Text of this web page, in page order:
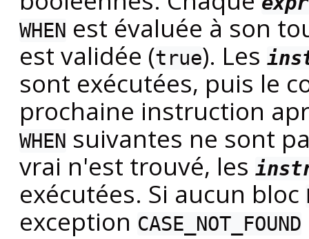
WHEN est évaluée à son
est validée (true). Les
sont exécutées, puis le
prochaine instruction
WHEN suivantes ne sont
vrai n'est trouvé, les
exécutées. Si aucun bloc
exception CASE_NOT_FOUND